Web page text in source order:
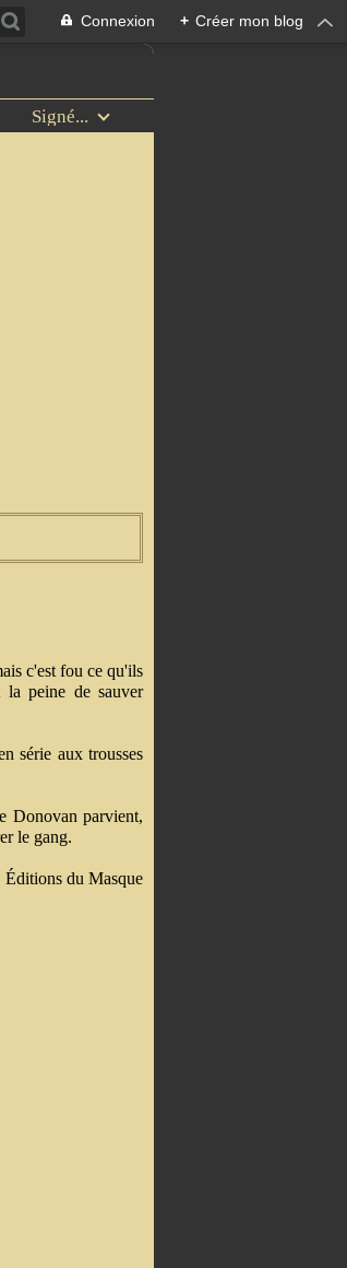
Connexion + Créer mon blog
Signé...
c'est fou ce qu'ils
la peine de sauver
série aux trousses
Donovan parvient,
le gang.
Éditions du Masque